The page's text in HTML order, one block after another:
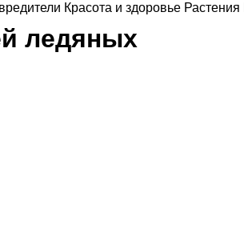
Красота и здоровье Растения
ледяных